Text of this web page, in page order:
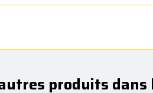
produits dans